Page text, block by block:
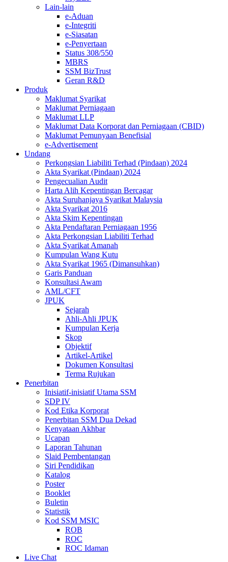
Lain-lain
e-Aduan
e-Integriti
e-Siasatan
e-Penyertaan
Status 308/550
MBRS
SSM BizTrust
Geran R&D
Produk
Maklumat Syarikat
Maklumat Perniagaan
Maklumat LLP
Maklumat Data Korporat dan Perniagaan (CBID)
Maklumat Pemunyaan Benefisial
e-Advertisement
Undang
Perkongsian Liabiliti Terhad (Pindaan) 2024​​​​​​​​​​​​​
Akta Syarikat (Pindaan) 2024​​​​​​​​​​​​
Pengecualian Audit
Harta Alih Kepentingan Bercagar
Akta Suruhanjaya Syarikat Malaysia
Akta Syarikat 2016
Akta Skim Kepentingan
Akta Pendaftaran Perniagaan 1956
Akta Perkongsian Liabiliti Terhad
Akta Syarikat Amanah
Kumpulan Wang Kutu
Akta Syarikat 1965 (Dimansuhkan)
Garis Panduan
Konsultasi Awam
AML/CFT
JPUK
Sejarah
Ahli-Ahli JPUK
Kumpulan Kerja
Skop
Objektif
Artikel-Artikel
Dokumen Konsultasi
Terma Rujukan
Penerbitan
Inisiatif-inisiatif Utama SSM
SDP IV
Kod Etika Korporat
Penerbitan SSM Dua Dekad
Kenyataan Akhbar
Ucapan
Laporan Tahunan
Slaid Pembentangan
Siri Pendidikan
Katalog
Poster
Booklet
Buletin
Statistik
Kod SSM MSIC
ROB
ROC
ROC Idaman
Live Chat